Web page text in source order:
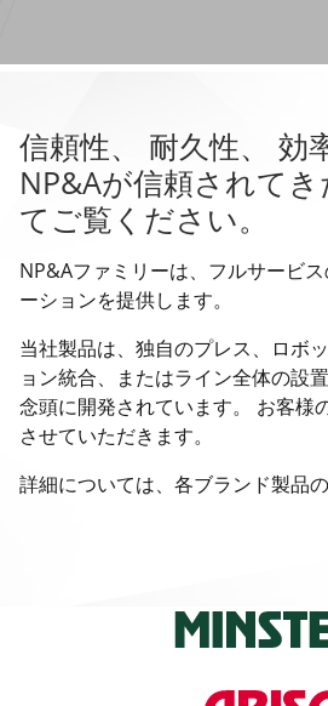
信頼性、 耐久性、 効
NP&Aが信頼されて
てご覧ください。
NP&Aファミリーは、フルサービ
ーションを提供します。
当社製品は、独自のプレス、ロボ
ョン統合、またはライン全体の設
念頭に開発されています。 お客様
させていただきます。
詳細については、各ブランド製品